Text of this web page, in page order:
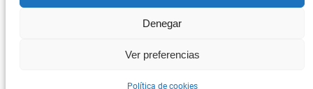
Denegar
Ver preferencias
Política de cookies